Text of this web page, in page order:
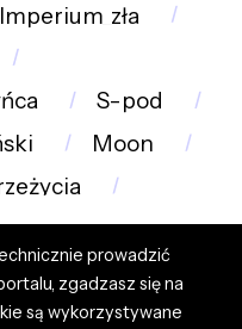
Imperium_zła
S-pod
Moon
prowadzić
zgadzasz się na
są wykorzystywane